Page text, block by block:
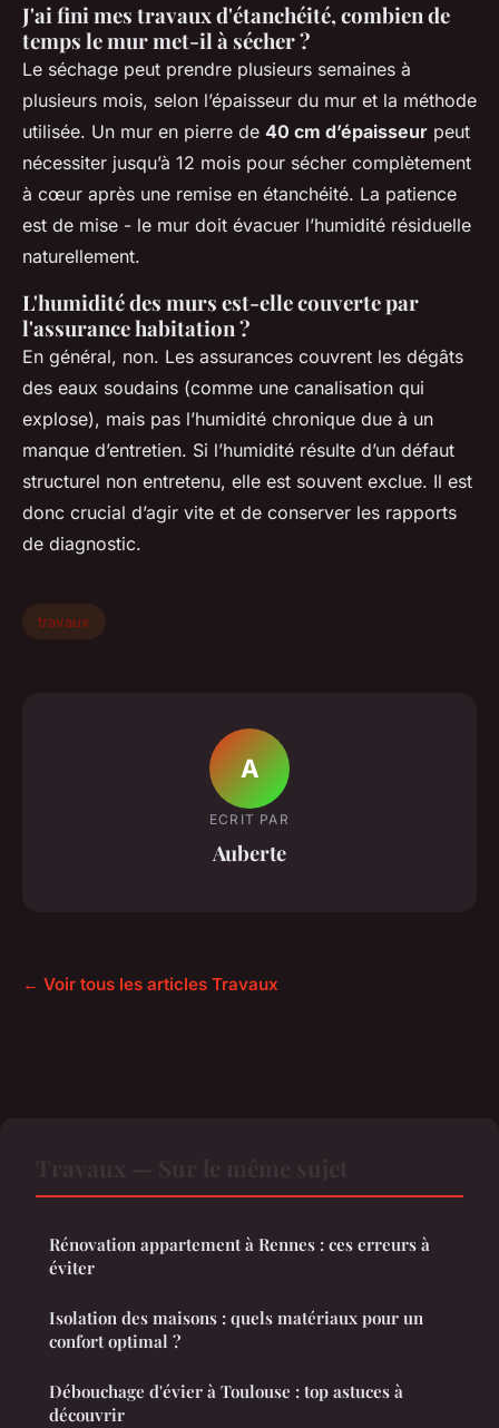
J'ai fini mes travaux d'étanchéité, combien de
temps le mur met-il à sécher ?
Le séchage peut prendre plusieurs semaines à
plusieurs mois, selon l’épaisseur du mur et la méthode
utilisée. Un mur en pierre de 40 cm d’épaisseur peut
nécessiter jusqu’à 12 mois pour sécher complètement
à cœur après une remise en étanchéité. La patience
est de mise - le mur doit évacuer l’humidité résiduelle
naturellement.
L'humidité des murs est-elle couverte par
l'assurance habitation ?
En général, non. Les assurances couvrent les dégâts
des eaux soudains (comme une canalisation qui
explose), mais pas l’humidité chronique due à un
manque d’entretien. Si l’humidité résulte d’un défaut
structurel non entretenu, elle est souvent exclue. Il est
donc crucial d’agir vite et de conserver les rapports
de diagnostic.
travaux
A
ECRIT PAR
Auberte
← Voir tous les articles Travaux
Rénovation appartement à Rennes : ces erreurs à
éviter
Isolation des maisons : quels matériaux pour un
confort optimal ?
Débouchage d'évier à Toulouse : top astuces à
découvrir